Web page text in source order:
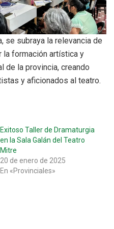
se subraya la relevancia de
la formación artística y
de la provincia, creando
y aficionados al teatro.
Exitoso Taller de Dramaturgia
en la Sala Galán del Teatro
Mitre
20 de enero de 2025
En «Provinciales»